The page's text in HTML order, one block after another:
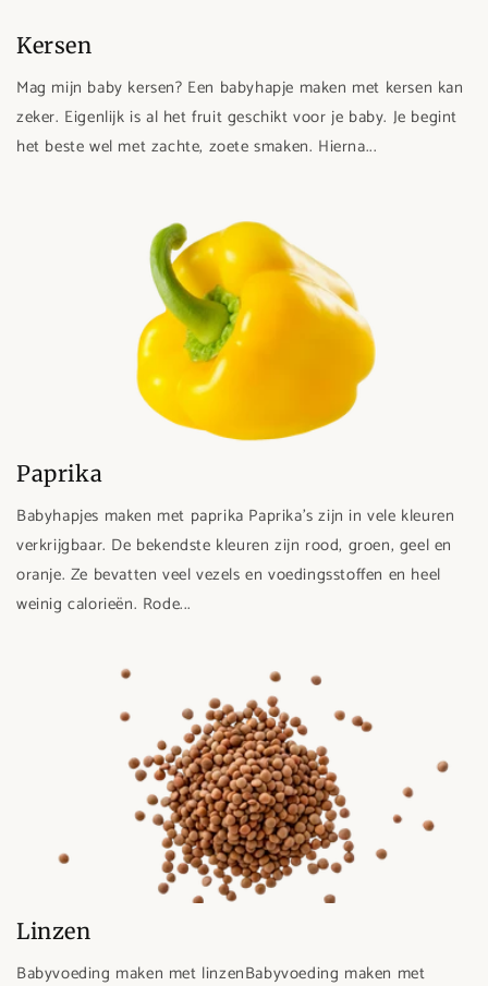
Kersen
Mag mijn baby kersen? Een babyhapje maken met kersen kan
zeker. Eigenlijk is al het fruit geschikt voor je baby. Je begint
het beste wel met zachte, zoete smaken. Hierna...
Paprika
Babyhapjes maken met paprika Paprika’s zijn in vele kleuren
verkrijgbaar. De bekendste kleuren zijn rood, groen, geel en
oranje. Ze bevatten veel vezels en voedingsstoffen en heel
weinig calorieën. Rode...
Linzen
Babyvoeding maken met linzenBabyvoeding maken met